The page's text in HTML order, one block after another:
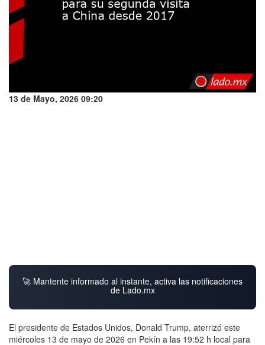
13 de Mayo, 2026 09:20
🚀 Mantente informado al instante, activa las notificaciones
de Lado.mx
El presidente de Estados Unidos, Donald Trump, aterrizó este
miércoles 13 de mayo de 2026 en Pekín a las 19:52 h local para